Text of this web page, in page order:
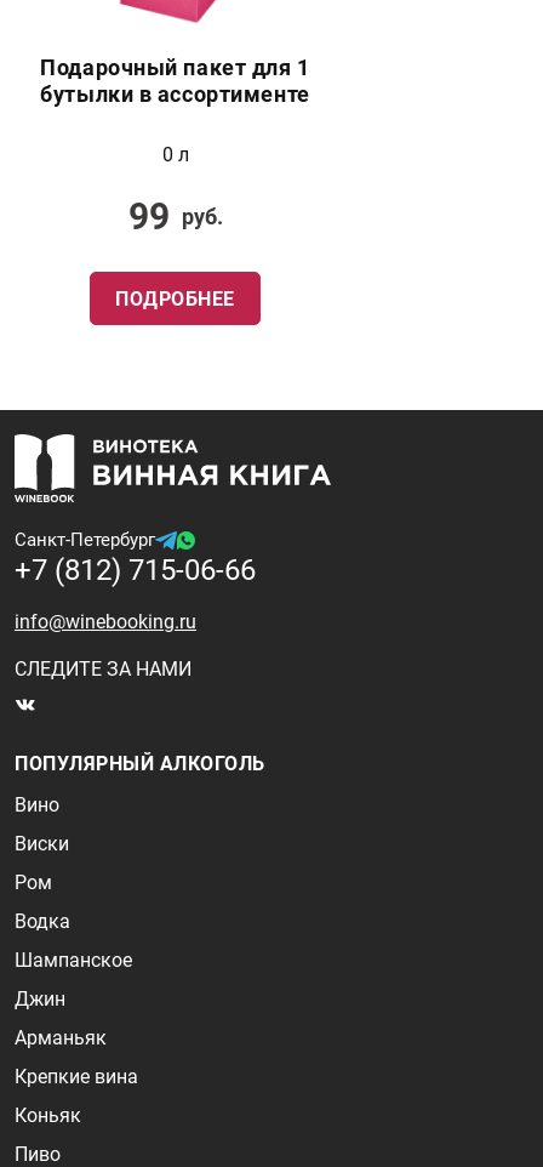
Подарочный пакет для 1
бутылки в ассортименте
0 л
99 руб.
ПОДРОБНЕЕ
Санкт-Петербург
+7 (812) 715-06-66
info@winebooking.ru
СЛЕДИТЕ ЗА НАМИ
ПОПУЛЯРНЫЙ АЛКОГОЛЬ
Вино
Виски
Ром
Водка
Шампанское
Джин
Арманьяк
Крепкие вина
Коньяк
Пиво